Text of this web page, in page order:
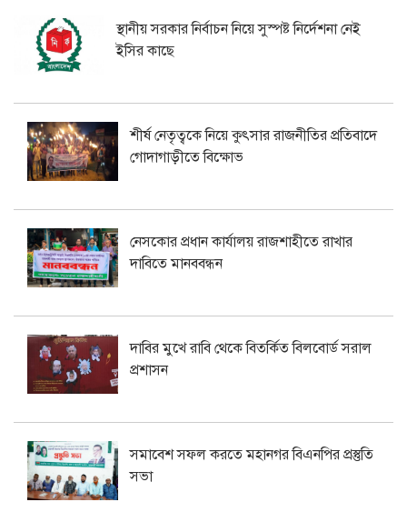
স্থানীয় সরকার নির্বাচন নিয়ে সুস্পষ্ট নির্দেশনা নেই
ইসির কাছে
শীর্ষ নেতৃত্বকে নিয়ে কুৎসার রাজনীতির প্রতিবাদে
গোদাগাড়ীতে বিক্ষোভ
নেসকোর প্রধান কার্যালয় রাজশাহীতে রাখার
দাবিতে মানববন্ধন
দাবির মুখে রাবি থেকে বিতর্কিত বিলবোর্ড সরাল
প্রশাসন
সমাবেশ সফল করতে মহানগর বিএনপির প্রস্তুতি
সভা